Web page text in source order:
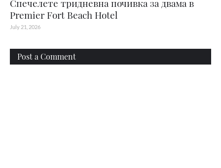
Спечелете тридневна почивка за двама в
Premier Fort Beach Hotel
July 21, 2026
Post a Comment